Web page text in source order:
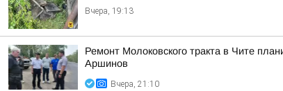
Вчера, 19:13
Ремонт Молоковского тракта в Чите
Аршинов
Вчера, 21:10